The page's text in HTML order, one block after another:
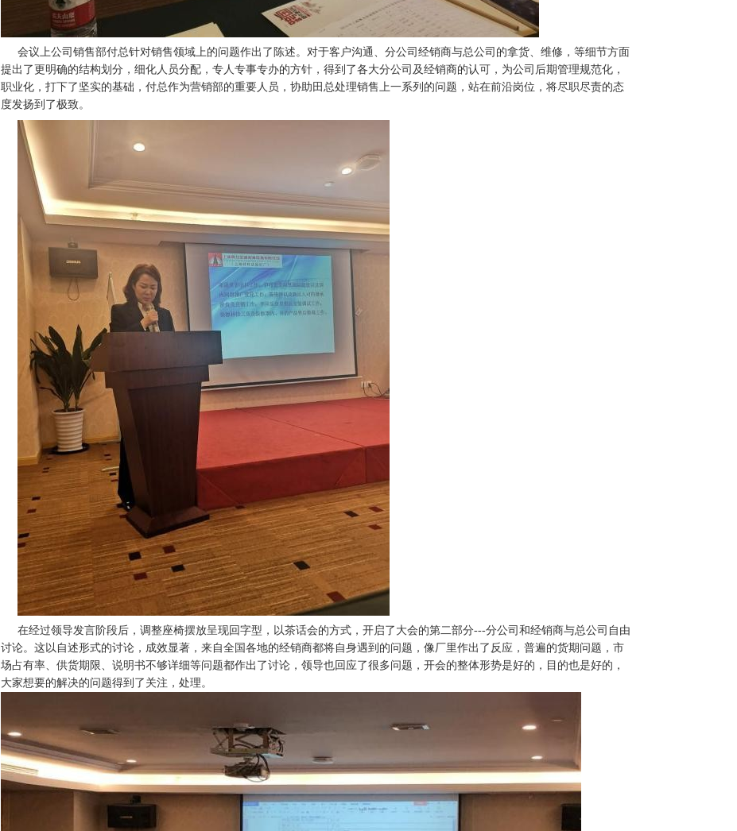
会议上公司销售部付总针对销售领域上的问题作出了陈述。对于客户沟通、分公司经销商与总公司的拿货、维修，等细节方面
提出了更明确的结构划分，细化人员分配，专人专事专办的方针，得到了各大分公司及经销商的认可，为公司后期管理规范化，
职业化，打下了坚实的基础，付总作为营销部的重要人员，协助田总处理销售上一系列的问题，站在前沿岗位，将尽职尽责的态
度发扬到了极致。
在经过领导发言阶段后，调整座椅摆放呈现回字型，以茶话会的方式，开启了大会的第二部分---分公司和经销商与总公司自由
讨论。这以自述形式的讨论，成效显著，来自全国各地的经销商都将自身遇到的问题，像厂里作出了反应，普遍的货期问题，市
场占有率、供货期限、说明书不够详细等问题都作出了讨论，领导也回应了很多问题，开会的整体形势是好的，目的也是好的，
大家想要的解决的问题得到了关注，处理。